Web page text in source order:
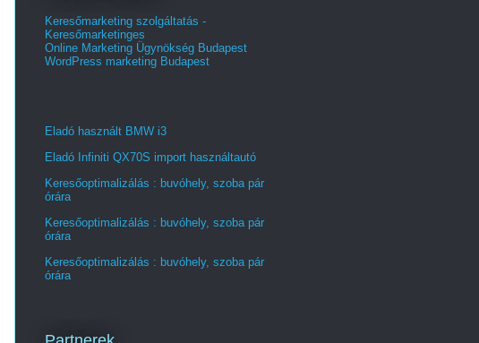
Keresőmarketing szolgáltatás -
Keresőmarketinges
Online Marketing Ügynökség‎ Budapest
WordPress marketing Budapest
Eladó használt BMW i3
Eladó Infiniti QX70S import használtautó
Keresőoptimalizálás : buvóhely, szoba pár
órára
Keresőoptimalizálás : buvóhely, szoba pár
órára
Keresőoptimalizálás : buvóhely, szoba pár
órára